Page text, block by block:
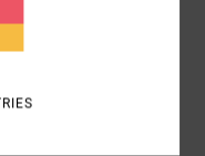
Nylon, 16 % Elastan